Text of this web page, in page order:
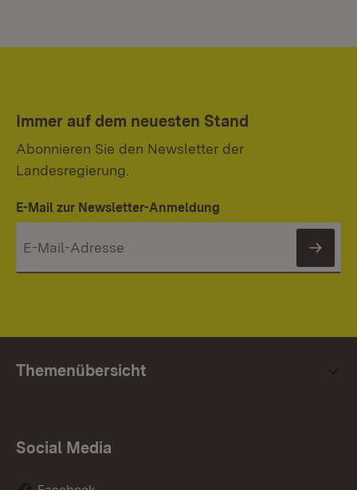
Immer auf dem neuesten Stand
Abonnieren Sie den Newsletter der
Landesregierung.
E-Mail zur Newsletter-Anmeldung
Themenübersicht
Social Media